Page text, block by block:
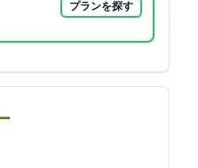
プランを探す